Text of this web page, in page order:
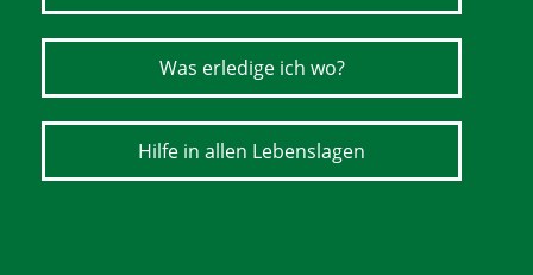
Was erledige ich wo?
Hilfe in allen Lebenslagen